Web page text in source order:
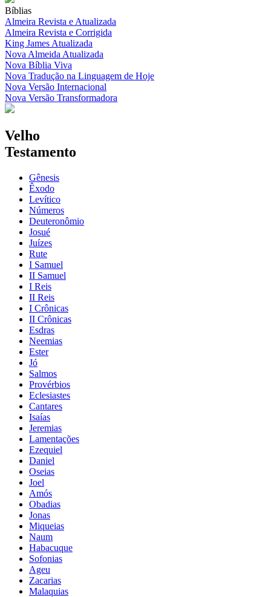
Bíblias
Almeira Revista e Atualizada
Almeira Revista e Corrigida
King James Atualizada
Nova Almeida Atualizada
Nova Bíblia Viva
Nova Tradução na Linguagem de Hoje
Nova Versão Internacional
Nova Versão Transformadora
Velho
Testamento
Gênesis
Êxodo
Levítico
Números
Deuteronômio
Josué
Juízes
Rute
I Samuel
II Samuel
I Reis
II Reis
I Crônicas
II Crônicas
Esdras
Neemias
Ester
Jó
Salmos
Provérbios
Eclesiastes
Cantares
Isaías
Jeremias
Lamentações
Ezequiel
Daniel
Oseias
Joel
Amós
Obadias
Jonas
Miqueias
Naum
Habacuque
Sofonias
Ageu
Zacarias
Malaquias